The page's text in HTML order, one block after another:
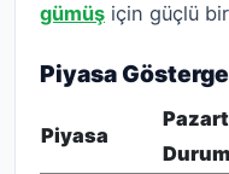
gümüş için güçlü
Piyasa
Piyasa